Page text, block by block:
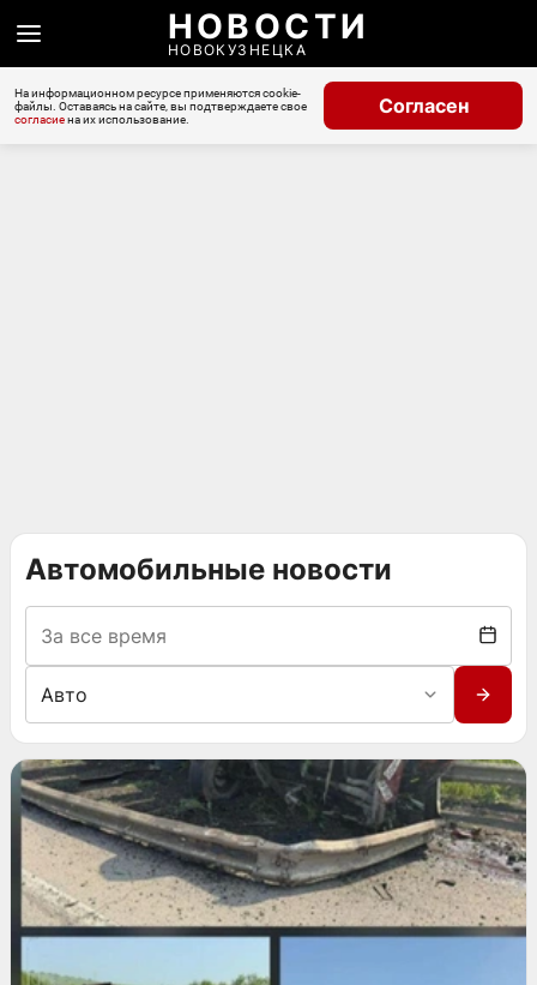
НОВОСТИ
НОВОКУЗНЕЦКА
На информационном ресурсе применяются cookie-
файлы. Оставаясь на сайте, вы подтверждаете свое
согласиена их использование.
Согласен
Автомобильные новости